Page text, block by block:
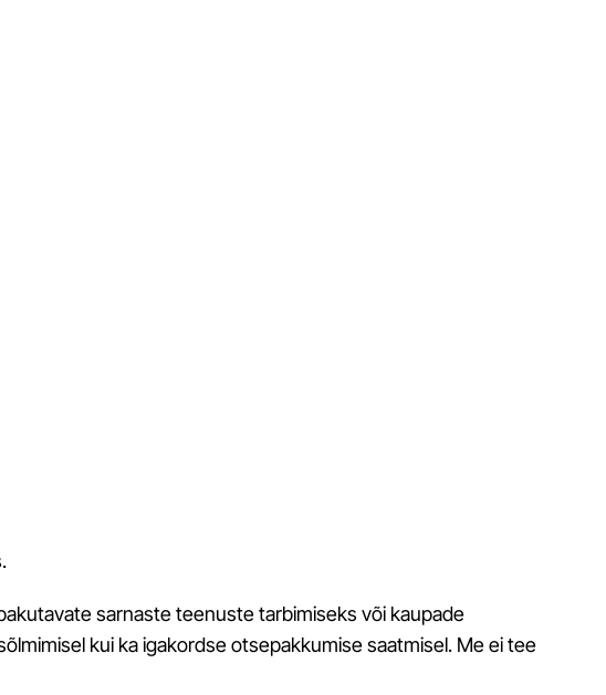
sarnaste teenuste tarbimiseks või kaupade
kui ka igakordse otsepakkumise saatmisel. Me ei tee